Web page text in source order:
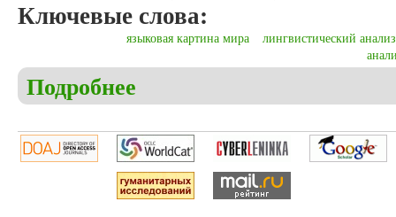
Ключевые слова:
языковая картина мира
лингвистический
Подробнее